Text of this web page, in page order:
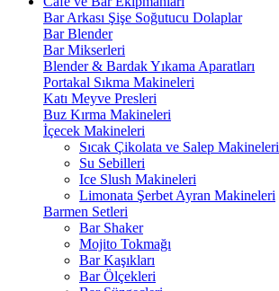
Bar Arkası Şişe Soğutucu Dolaplar
Bar Blender
Bar Mikserleri
Blender & Bardak Yıkama Aparatları
Portakal Sıkma Makineleri
Katı Meyve Presleri
Buz Kırma Makineleri
İçecek Makineleri
Sıcak Çikolata ve Salep Makineleri
Su Sebilleri
Ice Slush Makineleri
Limonata Şerbet Ayran Makineleri
Barmen Setleri
Bar Shaker
Mojito Tokmağı
Bar Kaşıkları
Bar Ölçekleri